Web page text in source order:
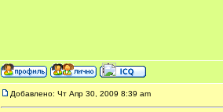
Добавлено: Чт Апр 30, 2009 8:39 am